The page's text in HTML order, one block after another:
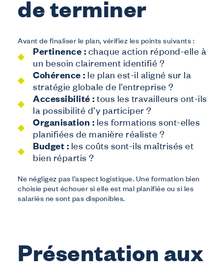
de terminer
Avant de finaliser le plan, vérifiez les points suivants :
Pertinence : chaque action répond-elle à
un besoin clairement identifié ?
Cohérence : le plan est-il aligné sur la
stratégie globale de l’entreprise ?
Accessibilité : tous les travailleurs ont-ils
la possibilité d’y participer ?
Organisation : les formations sont-elles
planifiées de manière réaliste ?
Budget : les coûts sont-ils maîtrisés et
bien répartis ?
Ne négligez pas l’aspect logistique. Une formation bien
choisie peut échouer si elle est mal planifiée ou si les
salariés ne sont pas disponibles.
Présentation aux